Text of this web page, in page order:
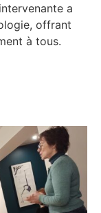
a
offrant
à tous.